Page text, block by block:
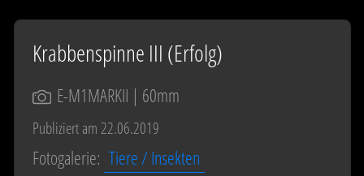
Krabbenspinne III (Erfolg)
E-M1MARKII | 60mm
Publiziert am 22.06.2019
Fotogalerie: Tiere / Insekten